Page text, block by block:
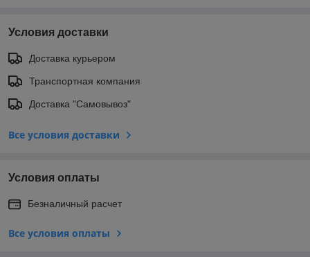
Условия доставки
Доставка курьером
Транспортная компания
Доставка "Самовывоз"
Все условия доставки
Условия оплаты
Безналичный расчет
Все условия оплаты